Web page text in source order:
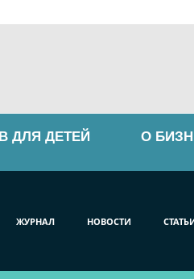
ДЛЯ ДЕТЕЙ О
ЖУРНАЛ НОВОСТИ